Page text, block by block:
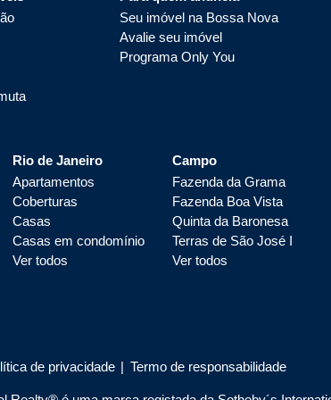
Seu imóvel na Bossa Nova
Avalie seu imóvel
Programa Only You
Rio de Janeiro
Apartamentos
Coberturas
Casas
Casas em condomínio
Ver todos
Campo
Fazenda da Grama
Fazenda Boa Vista
Quinta da Baronesa
Terras de São José I
Ver todos
de privacidade | Termo de responsabilidade